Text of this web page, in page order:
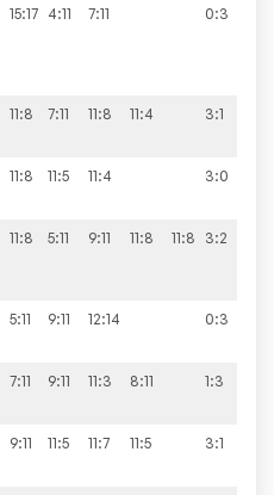
15:17 4:11 7:11 0:3
11:8 7:11 11:8 11:4 3:1
11:8 11:5 11:4 3:0
11:8 5:11 9:11 11:8 11:8 3:2
5:11 9:11 12:14 0:3
7:11 9:11 11:3 8:11 1:3
9:11 11:5 11:7 11:5 3:1